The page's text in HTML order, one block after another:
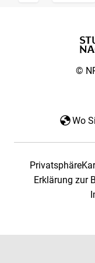
©
Wo
Privatsphäre
Erklärung zur